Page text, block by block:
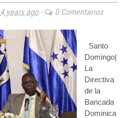
4 years ago- 0 Comentarios
Santo
Domingo|
La
Directiva
de la
Bancada
Dominica